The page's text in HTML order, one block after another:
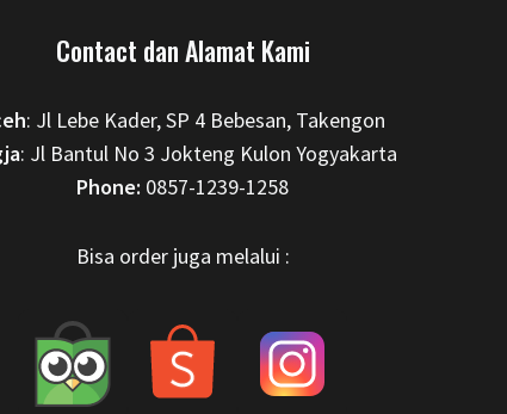
Contact dan Alamat Kami
: Jl Lebe Kader, SP 4 Bebesan, Takengon
: Jl Bantul No 3 Jokteng Kulon Yogyakarta
Phone: 0857-1239-1258
Bisa order juga melalui :